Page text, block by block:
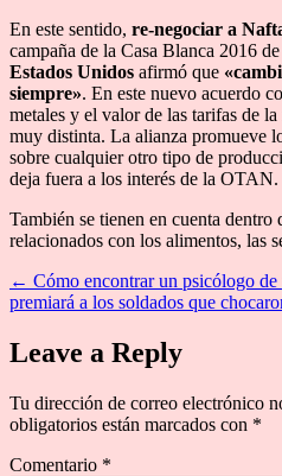
En este sentido, re-negociar a
campaña de la Casa Blanca 2016
Estados Unidos afirmó que
siempre». En este nuevo acuerdo
metales y el valor de las tarifas de
muy distinta. La alianza promueve
sobre cualquier otro tipo de
deja fuera a los interés de la OTAN.
También se tienen en cuenta
relacionados con los alimentos, las
← Cómo encontrar un psicólogo
premiará a los soldados que
Leave a Reply
Tu dirección de correo electrónico
obligatorios están marcados con *
Comentario *